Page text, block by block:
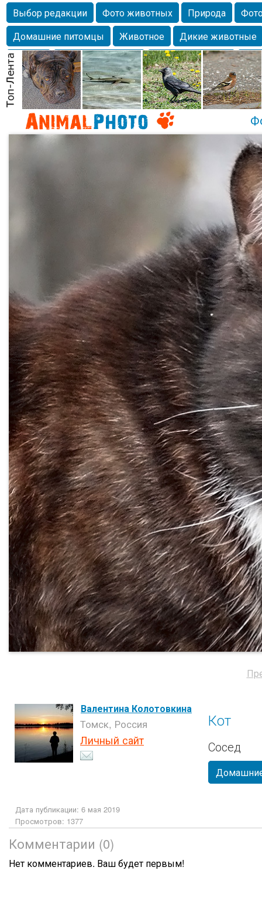
Выбор редакции Фото животных Природа
Домашние питомцы
Животное
Дикие животные
Собаки
Alexanderandronik Млекопитающие
Морда
Собачка Осень Портрет
Домашние
Насекомое
Коты Lebert Дикие птицы Утка
Валентина Колотовкина
Томск, Россия
Личный сайт
Кот
Сосед
Дата публикации: 6 мая 2019
Просмотров: 1377
Комментарии (0)
Нет комментариев. Ваш будет первым!